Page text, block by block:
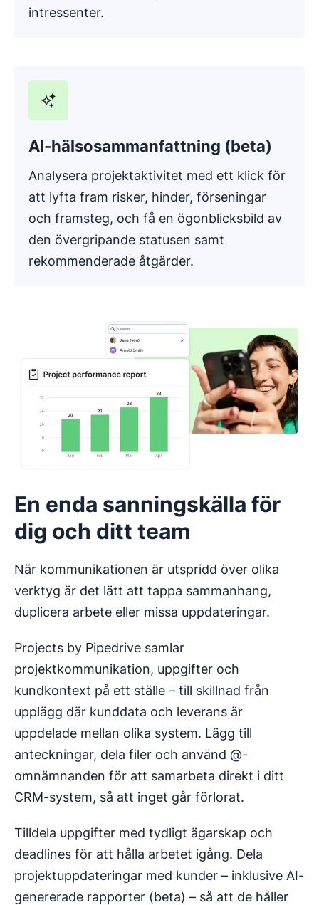
intressenter.
AI-hälsosammanfattning (beta)
Analysera projektaktivitet med ett klick för
att lyfta fram risker, hinder, förseningar
och framsteg, och få en ögonblicksbild av
den övergripande statusen samt
rekommenderade åtgärder.
En enda sanningskälla för
dig och ditt team
När kommunikationen är utspridd över olika
verktyg är det lätt att tappa sammanhang,
duplicera arbete eller missa uppdateringar.
Projects by Pipedrive samlar
projektkommunikation, uppgifter och
kundkontext på ett ställe – till skillnad från
upplägg där kunddata och leverans är
uppdelade mellan olika system. Lägg till
anteckningar, dela filer och använd @-
omnämnanden för att samarbeta direkt i ditt
CRM-system, så att inget går förlorat.
Tilldela uppgifter med tydligt ägarskap och
deadlines för att hålla arbetet igång. Dela
projektuppdateringar med kunder – inklusive AI-
genererade rapporter (beta) – så att de håller